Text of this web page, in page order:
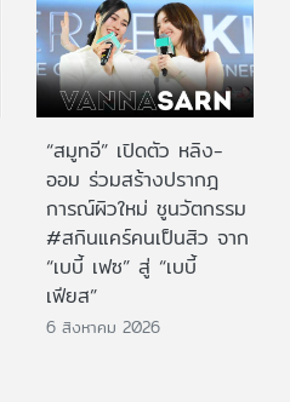
“สมูทอี” เปิดตัว หลิง-
ออม ร่วมสร้างปรากฎ
การณ์ผิวใหม่ ชูนวัตกรรม
#สกินแคร์คนเป็นสิว จาก
“เบบี้ เฟซ” สู่ “เบบี้
เฟียส”
6 สิงหาคม 2026